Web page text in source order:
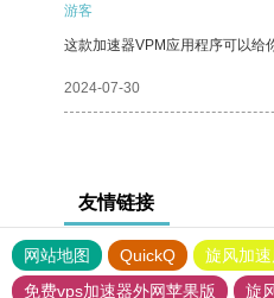
游客
这款加速器VPM应用程序可以给
2024-07-30
友情链接
网站地图 QuickQ 旋风加
免费vps加速器外网苹果版
旋